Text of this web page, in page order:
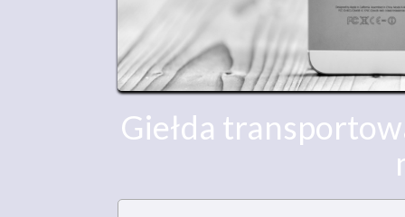
Giełda